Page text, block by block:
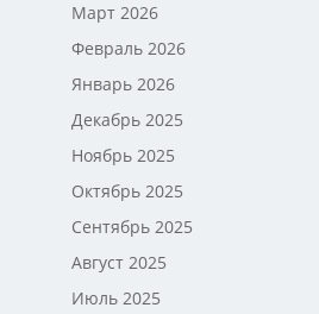
Март 2026
Февраль 2026
Январь 2026
Декабрь 2025
Ноябрь 2025
Октябрь 2025
Сентябрь 2025
Август 2025
Июль 2025